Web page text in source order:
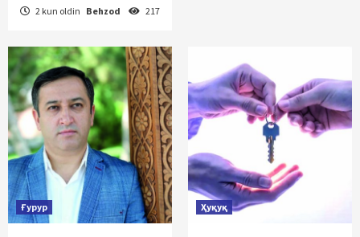
2 kun oldin Behzod 217
Ғурур Ҳуқуқ